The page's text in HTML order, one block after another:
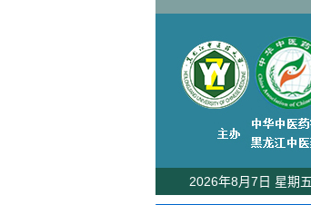
2026年8月7日 星期五